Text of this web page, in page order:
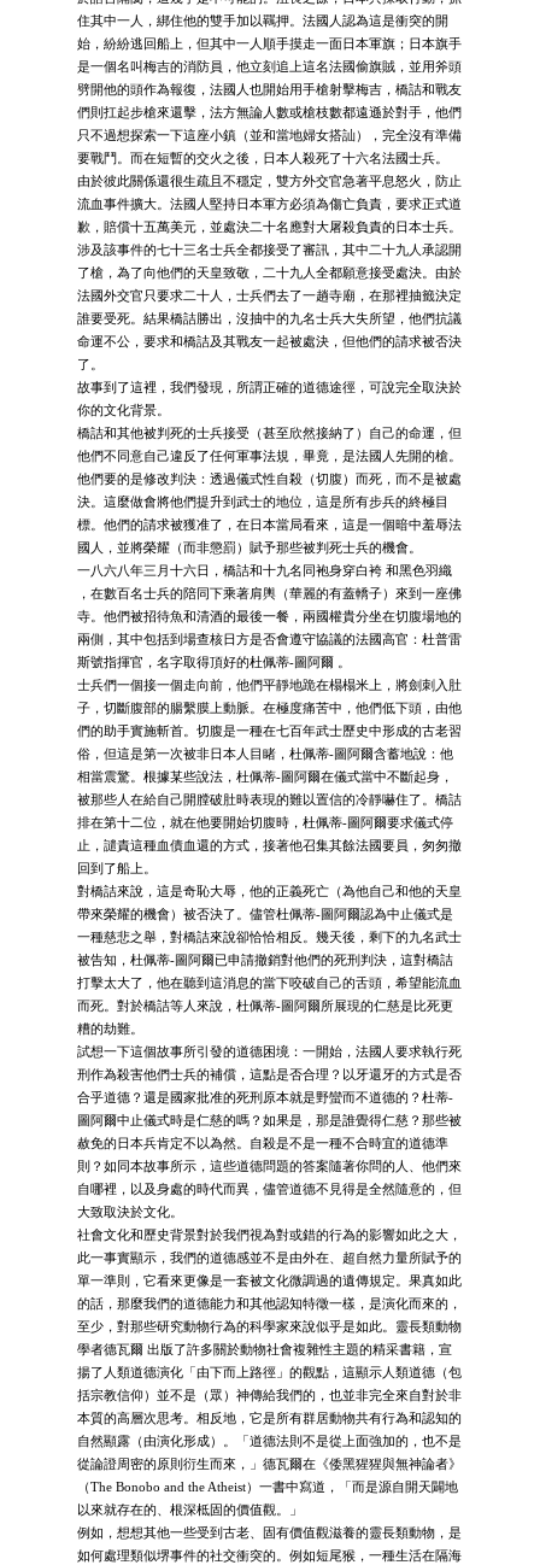
住其中一人，綁住他的雙手加以羈押。法國人認為這是衝突的開
始，紛紛逃回船上，但其中一人順手摸走一面日本軍旗；日本旗手
是一個名叫梅吉的消防員，他立刻追上這名法國偷旗賊，並用斧頭
劈開他的頭作為報復，法國人也開始用手槍射擊梅吉，橋詰和戰友
們則扛起步槍來還擊，法方無論人數或槍枝數都遠遜於對手，他們
只不過想探索一下這座小鎮（並和當地婦女搭訕），完全沒有準備
要戰鬥。而在短暫的交火之後，日本人殺死了十六名法國士兵。
由於彼此關係還很生疏且不穩定，雙方外交官急著平息怒火，防止
流血事件擴大。法國人堅持日本軍方必須為傷亡負責，要求正式道
歉，賠償十五萬美元，並處決二十名應對大屠殺負責的日本士兵。
涉及該事件的七十三名士兵全都接受了審訊，其中二十九人承認開
了槍，為了向他們的天皇致敬，二十九人全都願意接受處決。由於
法國外交官只要求二十人，士兵們去了一趟寺廟，在那裡抽籤決定
誰要受死。結果橋詰勝出，沒抽中的九名士兵大失所望，他們抗議
命運不公，要求和橋詰及其戰友一起被處決，但他們的請求被否決
了。
故事到了這裡，我們發現，所謂正確的道德途徑，可說完全取決於
你的文化背景。
橋詰和其他被判死的士兵接受（甚至欣然接納了）自己的命運，但
他們不同意自己違反了任何軍事法規，畢竟，是法國人先開的槍。
他們要的是修改判決：透過儀式性自殺（切腹）而死，而不是被處
決。這麼做會將他們提升到武士的地位，這是所有步兵的終極目
標。他們的請求被獲准了，在日本當局看來，這是一個暗中羞辱法
國人，並將榮耀（而非懲罰）賦予那些被判死士兵的機會。
一八六八年三月十六日，橋詰和十九名同袍身穿白袴 和黑色羽織
，在數百名士兵的陪同下乘著肩輿（華麗的有蓋轎子）來到一座佛
寺。他們被招待魚和清酒的最後一餐，兩國權貴分坐在切腹場地的
兩側，其中包括到場查核日方是否會遵守協議的法國高官：杜普雷
斯號指揮官，名字取得頂好的杜佩蒂-圖阿爾 。
士兵們一個接一個走向前，他們平靜地跪在榻榻米上，將劍刺入肚
子，切斷腹部的腸繫膜上動脈。在極度痛苦中，他們低下頭，由他
們的助手實施斬首。切腹是一種在七百年武士歷史中形成的古老習
俗，但這是第一次被非日本人目睹，杜佩蒂-圖阿爾含蓄地說：他
相當震驚。根據某些說法，杜佩蒂-圖阿爾在儀式當中不斷起身，
被那些人在給自己開膛破肚時表現的難以置信的冷靜嚇住了。橋詰
排在第十二位，就在他要開始切腹時，杜佩蒂-圖阿爾要求儀式停
止，譴責這種血債血還的方式，接著他召集其餘法國要員，匆匆撤
回到了船上。
對橋詰來說，這是奇恥大辱，他的正義死亡（為他自己和他的天皇
帶來榮耀的機會）被否決了。儘管杜佩蒂-圖阿爾認為中止儀式是
一種慈悲之舉，對橋詰來說卻恰恰相反。幾天後，剩下的九名武士
被告知，杜佩蒂-圖阿爾已申請撤銷對他們的死刑判決，這對橋詰
打擊太大了，他在聽到這消息的當下咬破自己的舌頭，希望能流血
而死。對於橋詰等人來說，杜佩蒂-圖阿爾所展現的仁慈是比死更
糟的劫難。
試想一下這個故事所引發的道德困境：一開始，法國人要求執行死
刑作為殺害他們士兵的補償，這點是否合理？以牙還牙的方式是否
合乎道德？還是國家批准的死刑原本就是野蠻而不道德的？杜蒂-
圖阿爾中止儀式時是仁慈的嗎？如果是，那是誰覺得仁慈？那些被
赦免的日本兵肯定不以為然。自殺是不是一種不合時宜的道德準
則？如同本故事所示，這些道德問題的答案隨著你問的人、他們來
自哪裡，以及身處的時代而異，儘管道德不見得是全然隨意的，但
大致取決於文化。
社會文化和歷史背景對於我們視為對或錯的行為的影響如此之大，
此一事實顯示，我們的道德感並不是由外在、超自然力量所賦予的
單一準則，它看來更像是一套被文化微調過的遺傳規定。果真如此
的話，那麼我們的道德能力和其他認知特徵一樣，是演化而來的，
至少，對那些研究動物行為的科學家來說似乎是如此。靈長類動物
學者德瓦爾 出版了許多關於動物社會複雜性主題的精采書籍，宣
揚了人類道德演化「由下而上路徑」的觀點，這顯示人類道德（包
括宗教信仰）並不是（眾）神傳給我們的，也並非完全來自對於非
本質的高層次思考。相反地，它是所有群居動物共有行為和認知的
自然顯露（由演化形成）。「道德法則不是從上面強加的，也不是
從論證周密的原則衍生而來，」德瓦爾在《倭黑猩猩與無神論者》
（The Bonobo and the Atheist）一書中寫道，「而是源自開天闢地
以來就存在的、根深柢固的價值觀。」
例如，想想其他一些受到古老、固有價值觀滋養的靈長類動物，是
如何處理類似堺事件的社交衝突的。例如短尾猴，一種生活在隔海